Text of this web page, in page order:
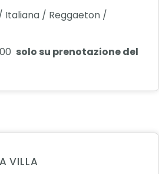
Italiana / Reggaeton /
solo su prenotazione del
VILLA